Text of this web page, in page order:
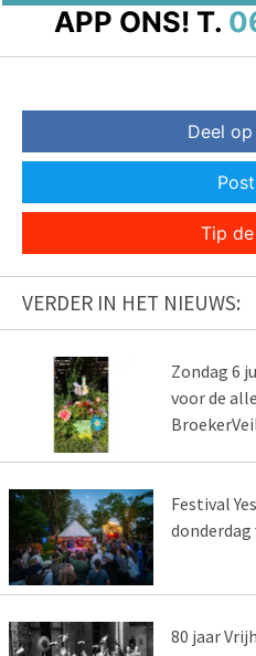
APP ONS! T.
Deel
Tip
VERDER IN HET NIEUWS:
Zondag 6
voor de
Festival
80 jaar